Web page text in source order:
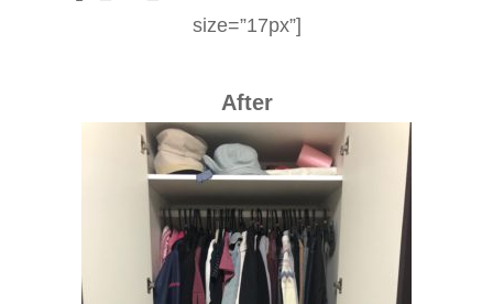
size=”17px”]
After